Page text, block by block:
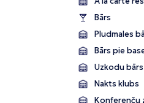
Bārs
Pludmales
Bārs pie
Uzkodu bārs
Nakts klubs
Konferenču